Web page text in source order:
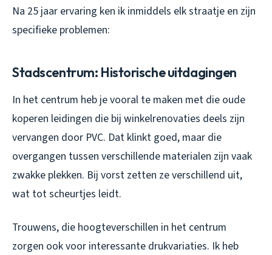
Na 25 jaar ervaring ken ik inmiddels elk straatje en zijn
specifieke problemen:
Stadscentrum: Historische uitdagingen
In het centrum heb je vooral te maken met die oude
koperen leidingen die bij winkelrenovaties deels zijn
vervangen door PVC. Dat klinkt goed, maar die
overgangen tussen verschillende materialen zijn vaak
zwakke plekken. Bij vorst zetten ze verschillend uit,
wat tot scheurtjes leidt.
Trouwens, die hoogteverschillen in het centrum
zorgen ook voor interessante drukvariaties. Ik heb